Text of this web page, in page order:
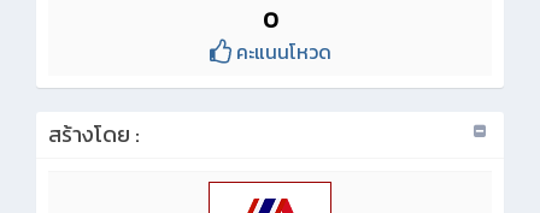
0
คะแนนโหวด
สร้างโดย :